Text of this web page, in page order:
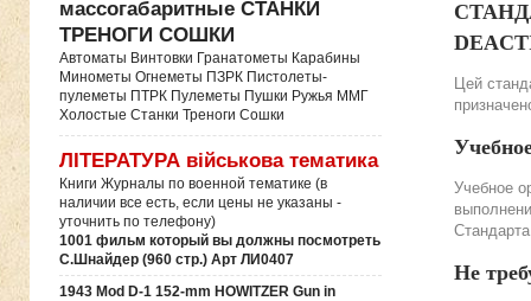
массогабаритные СТАНКИ
ТРЕНОГИ СОШКИ
Автоматы Винтовки Гранатометы Карабины
Минометы Огнеметы ПЗРК Пистолеты-
пулеметы ПТРК Пулеметы Пушки Ружья ММГ
Холостые Станки Треноги Сошки
ЛІТЕРАТУРА військова тематика
Книги Журналы по военной тематике (в
наличии все есть, если цены не указаны -
уточнить по телефону)
1001 фильм который вы должны посмотреть
С.Шнайдер (960 стр.) Арт ЛИ0407
1943 Mod D-1 152-mm HOWITZER Gun in
Цей
Учебное
Не